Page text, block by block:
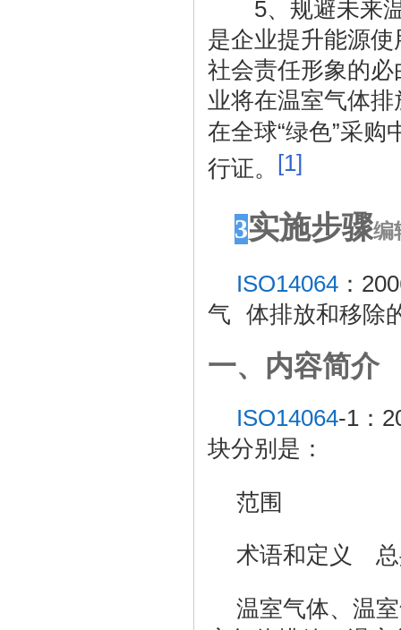
5、规避未来
是企业提升能源
社会责任形象的
业将在温室气体
在全球“绿色”采购
行证。 [1]
3实施步骤编
ISO14064 ：
气 体排放和移除
一、内容简介
ISO14064-1 ：
块分别是：
范围
术语和定义
温室气体、温